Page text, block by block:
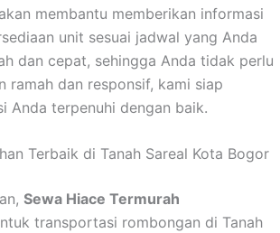
membantu memberikan informasi
unit sesuai jadwal yang Anda
dan cepat, sehingga Anda tidak perlu
ramah dan responsif, kami siap
Anda terpenuhi dengan baik.
Terbaik di Tanah Sareal Kota Bogor
Sewa Hiace Termurah
transportasi rombongan di Tanah